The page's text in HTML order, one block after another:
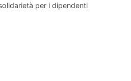
per i dipendenti